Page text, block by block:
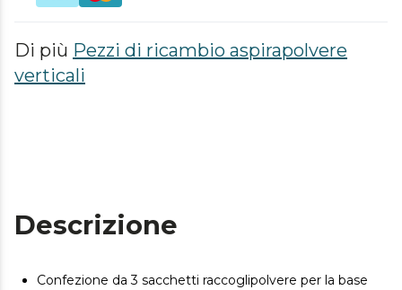
Di più Pezzi di ricambio aspirapolvere
verticali
Descrizione
Confezione da 3 sacchetti raccoglipolvere per la base